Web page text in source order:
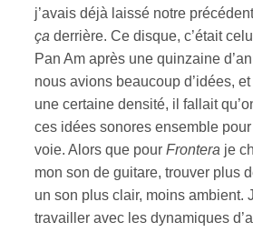
j’avais déjà laissé notre
ça derrière. Ce disque, c’était
Pan Am après une quinzaine
nous avions beaucoup d’idées,
une certaine densité, il fallait
ces idées sonores ensemble
voie. Alors que pour Frontera je
mon son de guitare, trouver plus
un son plus clair, moins ambient.
travailler avec les dynamiques